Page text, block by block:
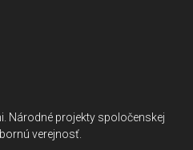
Národné projekty spoločenskej
verejnosť.